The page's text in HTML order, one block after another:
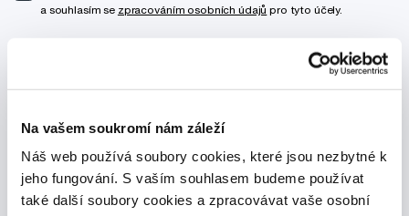
Na vašem soukromí nám záleží
Náš web používá soubory cookies, které jsou nezbytné k
jeho fungování. S vaším souhlasem budeme používat
také další soubory cookies a zpracovávat vaše osobní
a souhlasím se zpracováním osobních údajů pro tyto účely.